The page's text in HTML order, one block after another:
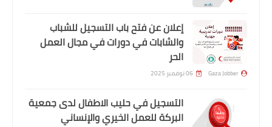
إعلان عن فتح باب التسجيل للشباب
والشابات في دورات في مجال العمل
الحر
Gaza Jobber 06 نوفمبر 2025
التسجيل في حليب الاطفال لدى جمعية
البركة للعمل الخيري والإنساني